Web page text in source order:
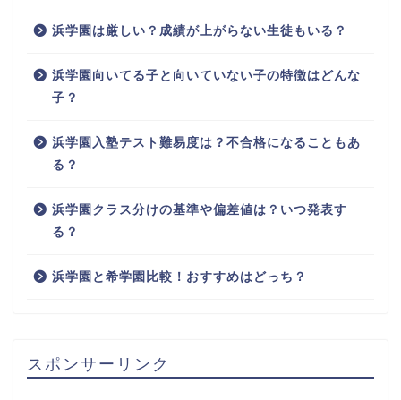
浜学園は厳しい？成績が上がらない生徒もいる？
浜学園向いてる子と向いていない子の特徴はどんな
子？
浜学園入塾テスト難易度は？不合格になることもあ
る？
浜学園クラス分けの基準や偏差値は？いつ発表す
る？
浜学園と希学園比較！おすすめはどっち？
スポンサーリンク